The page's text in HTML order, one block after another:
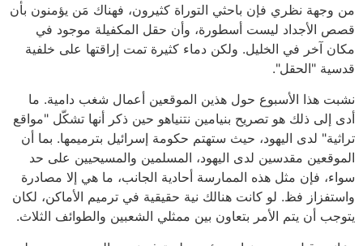
من وجهة نظري فإن باحثي التوراة كثيرون، فهناك مَن يؤمنون بأن
قصص الأجداد ليست أسطورة، وأن حقل المكفيلة موجود في
مكان آخر في الخليل. ولكن دماء كثيرة تمت إراقتها على خلفية
قدسية "الحقل".
نشبت هذا الأسبوع حول هذين الموقعين أعمال شغب دامية. ما
أدى إلى ذلك هو تصريح بنيامين نتنياهو حين ذكر أنها تشكّل "مواقع
تراثية" لدى اليهود، حيث ستهتم حكومة إسرائيل بترميمها. بما أن
الموقعين مقدسين لدى اليهود، المسلمين والمسيحيين على حد
سواء، فإن مثل هذه الممارسة أحادية الجانب، ما هي إلا مصادرة
واستفزاز فظ. لو كانت هنالك نية حقيقية في ترميم الأماكن، لكان
يتوجب أن يتم الأمر بتعاون بين ممثلي الشعبين والطوائف الثلاث.